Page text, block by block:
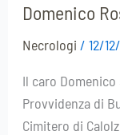
Domenico
Necrologi / 12/
Il caro
Provvidenza di
Cimitero di